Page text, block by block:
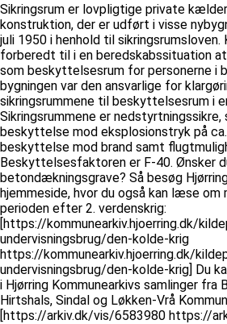
Sikringsrum er lovpligtige private
konstruktion, der er udført i visse
juli 1950 i henhold til
forberedt til i en beredskabssituation
som beskyttelsesrum for personerne i
bygningen var den ansvarlige for
sikringsrummene til beskyttelsesrum i
Sikringsrummene er
beskyttelse mod eksplosionstryk på
beskyttelse mod brand samt
Beskyttelsesfaktoren er F-40. Ønsker
betondækningsgrave? Så besøg
hjemmeside, hvor du også kan læse
perioden efter 2. verdenskrig:
[https://kommunearkiv.hjoerring.dk/
undervisningsbrug/den-kolde-krig
https://kommunearkiv.hjoerring.dk/
undervisningsbrug/den-kolde-krig] Du
i Hjørring Kommunearkivs samlinger fra
Hirtshals, Sindal og Løkken-Vrå
[https://arkiv.dk/vis/6583980 https://